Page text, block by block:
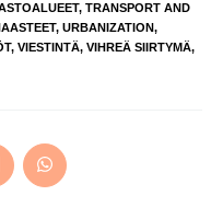
, TRANSPORT AND
, URBANIZATION,
, VIESTINTÄ, VIHREÄ SIIRTYMÄ,
Opens
in